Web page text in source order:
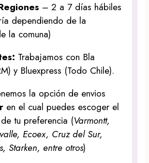
– 2 a 7 días hábiles
dependiendo de la
la comuna)
Trabajamos con Bla
y Bluexpress (Todo Chile).
la opción de envios
en el cual puedes escoger el
tu preferencia (Varmontt,
Ecoex, Cruz del Sur,
Starken, entre otros)